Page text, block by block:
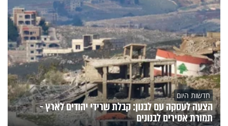
חדשות היום
הצעה לעסקה עם לבנון: קבלת שרידי יהודים לארץ -
תמורת אסירים לבנונים